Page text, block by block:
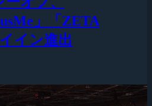
」「ZETA
イン進出